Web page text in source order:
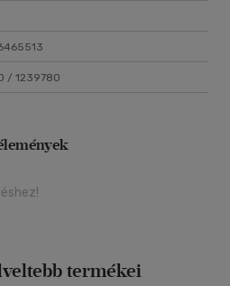
/ 1239780
termékei